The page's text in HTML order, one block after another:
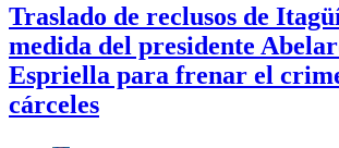
Traslado de reclusos de
medida del presidente
Espriella para frenar el
cárceles